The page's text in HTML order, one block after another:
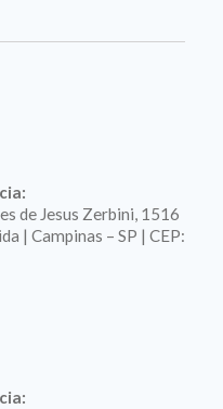
de Jesus Zerbini, 1516
| Campinas – SP | CEP: